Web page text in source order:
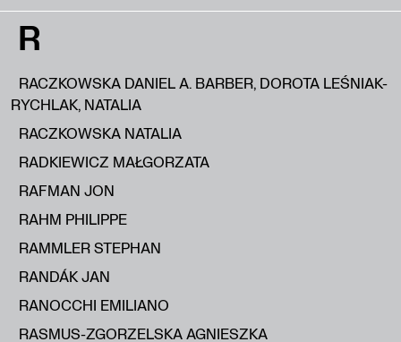
R
RACZKOWSKA DANIEL A. BARBER, DOROTA LEŚNIAK-
RYCHLAK, NATALIA
RACZKOWSKA NATALIA
RADKIEWICZ MAŁGORZATA
RAFMAN JON
RAHM PHILIPPE
RAMMLER STEPHAN
RANDÁK JAN
RANOCCHI EMILIANO
RASMUS-ZGORZELSKA AGNIESZKA